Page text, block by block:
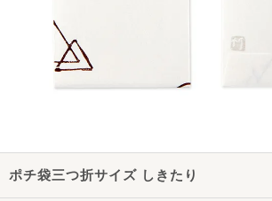
ポチ袋三つ折サイズ しきたり